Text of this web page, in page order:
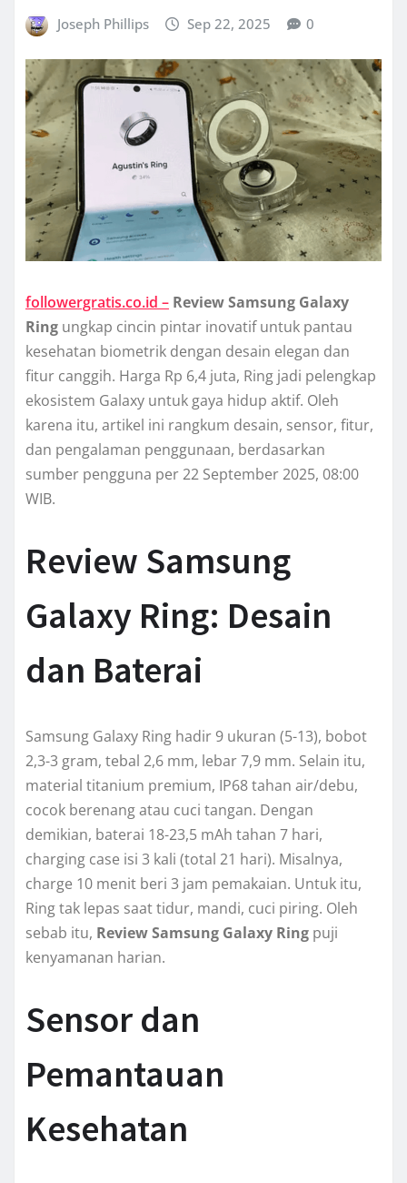
Joseph Phillips Sep 22, 2025 0
followergratis.co.id – Review Samsung Galaxy
Ring ungkap cincin pintar inovatif untuk pantau
kesehatan biometrik dengan desain elegan dan
fitur canggih. Harga Rp 6,4 juta, Ring jadi pelengkap
ekosistem Galaxy untuk gaya hidup aktif. Oleh
karena itu, artikel ini rangkum desain, sensor, fitur,
dan pengalaman penggunaan, berdasarkan
sumber pengguna per 22 September 2025, 08:00
WIB.
Review Samsung
Galaxy Ring: Desain
dan Baterai
Samsung Galaxy Ring hadir 9 ukuran (5-13), bobot
2,3-3 gram, tebal 2,6 mm, lebar 7,9 mm. Selain itu,
material titanium premium, IP68 tahan air/debu,
cocok berenang atau cuci tangan. Dengan
demikian, baterai 18-23,5 mAh tahan 7 hari,
charging case isi 3 kali (total 21 hari). Misalnya,
charge 10 menit beri 3 jam pemakaian. Untuk itu,
Ring tak lepas saat tidur, mandi, cuci piring. Oleh
sebab itu, Review Samsung Galaxy Ring puji
kenyamanan harian.
Sensor dan
Pemantauan
Kesehatan